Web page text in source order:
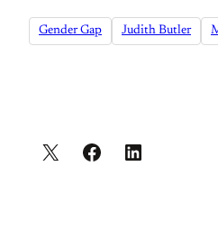
Gender Gap Judith Butler